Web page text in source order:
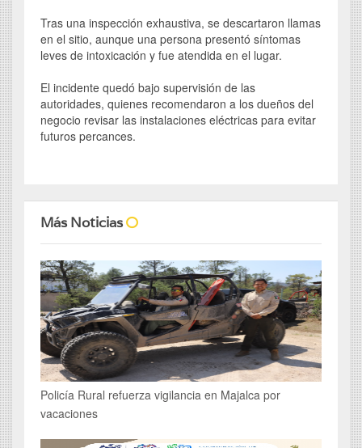
Tras una inspección exhaustiva, se descartaron llamas
en el sitio, aunque una persona presentó síntomas
leves de intoxicación y fue atendida en el lugar.
El incidente quedó bajo supervisión de las
autoridades, quienes recomendaron a los dueños del
negocio revisar las instalaciones eléctricas para evitar
futuros percances.
Más Noticias
Policía Rural refuerza vigilancia en Majalca por
vacaciones